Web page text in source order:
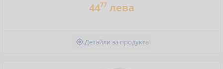
4477лева
Детайли за продукта